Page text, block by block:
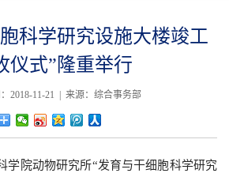
科学研究设施大楼竣工
仪式”隆重举行
2018-11-21 | 来源：综合事务部
院动物研究所“发育与干细胞科学研究